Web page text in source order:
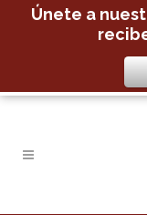
Únete a